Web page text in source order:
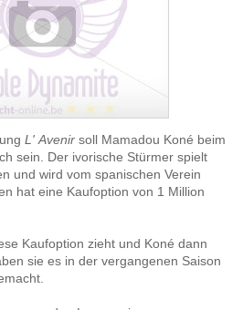
L' Avenir soll Mamadou Koné beim
sein. Der ivorische Stürmer spielt
und wird vom spanischen Verein
hat eine Kaufoption von 1 Million
Kaufoption zieht und Koné dann
sie es in der vergangenen Saison